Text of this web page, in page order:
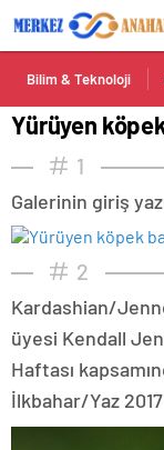
Bilim & Teknoloji
Yürüyen köpek
1
Galerinin giriş
2
Kardashian/
üyesi Kendall
Haftası
İlkbahar/Yaz